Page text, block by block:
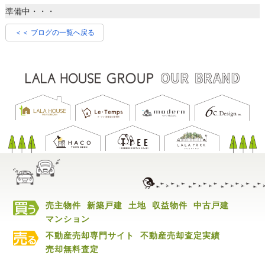
準備中・・・
＜＜ ブログの一覧へ戻る
売主物件 新築戸建 土地 収益物件
中古戸建
マンション
不動産売却専門サイト
不動産売却査定実績
売却無料査定